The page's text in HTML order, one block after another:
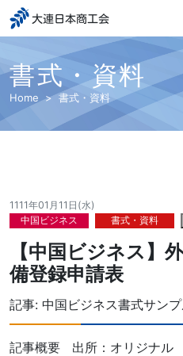
大連日本商工会
書式・資料
Home 書式・資料
1111年01月11日(水)
中国ビジネス
書式・資料
【中国ビジネス】
備登録申請表
記事: 中国ビジネス書式サン
記事概要 出所：オリジナル